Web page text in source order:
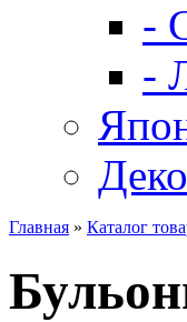
-
-
Главная » Каталог